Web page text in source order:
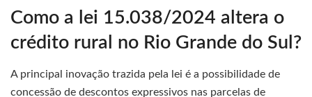
Como a lei 15.038/2024 altera o
crédito rural no Rio Grande do Sul?
A principal inovação trazida pela lei é a possibilidade de
concessão de descontos expressivos nas parcelas de